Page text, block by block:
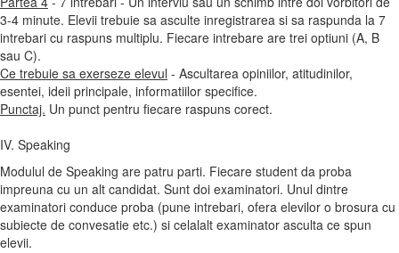
3-4 minute. Elevii trebuie sa asculte inregistrarea si sa raspunda la 7
intrebari cu raspuns multiplu. Fiecare intrebare are trei optiuni (A, B
sau C).
Ce trebuie sa exerseze elevul - Ascultarea opiniilor, atitudinilor,
esentei, ideii principale, informatiilor specifice.
Punctaj. Un punct pentru fiecare raspuns corect.
IV. Speaking
Modulul de Speaking are patru parti. Fiecare student da proba
impreuna cu un alt candidat. Sunt doi examinatori. Unul dintre
examinatori conduce proba (pune intrebari, ofera elevilor o brosura cu
subiecte de convesatie etc.) si celalalt examinator asculta ce spun
elevii.